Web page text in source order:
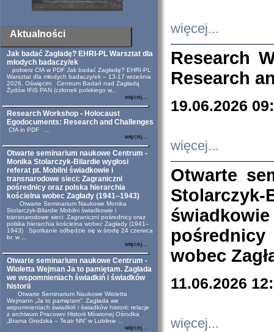
Aktualności
Jak badać Zagładę? EHRI-PL Warsztat dla
młodych badaczy/ek
pobierz CfA w PDF Jak badać Zagładę? EHRI-PL
Warsztat dla młodych badaczy/ek – 13-17 września
2026, Oświęcim Centrum Badań nad Zagładą
Żydów IFiS PAN (członek polskiego w...
więcej...
Research Workshop - Holocaust
Egodocuments: Research and Challenges
CfA in PDF ...
więcej...
Otwarte seminarium naukowe Centrum -
Monika Stolarczyk-Bilardie wygłosi
referat pt. Mobilni świadkowie i
transnarodowe sieci: Zagraniczni
pośrednicy oraz polska hierarchia
kościelna wobec Zagłady (1941–1943)
Otwarte Seminarium Naukowe Monika
Stolarczyk-Bilardie Mobilni świadkowie i
transnarodowe sieci: Zagraniczni pośrednicy oraz
polska hierarchia kościelna wobec Zagłady (1941–
1943) Spotkanie odbędzie się w środę 24 czerwca
br. w ...
więcej...
Otwarte seminarium naukowe Centrum -
Wioletta Wejman Ja to pamiętam. Zagłada
we wspomnieniach świadkiń i świadków
historii
Otwarte Seminarium Naukowe Wioletta
Wejmann „Ja to pamiętam”. Zagłada we
wspomnieniach świadkiń i świadków historii: relacje
z archiwum Pracowni Historii Mówionej Ośrodka
„Brama Grodzka – Teatr NN” w Lublinie ...
więcej...
więcej...
Research
Research
19.06.2026
więcej...
Otwarte
wobec
11.06.2026
więcej...